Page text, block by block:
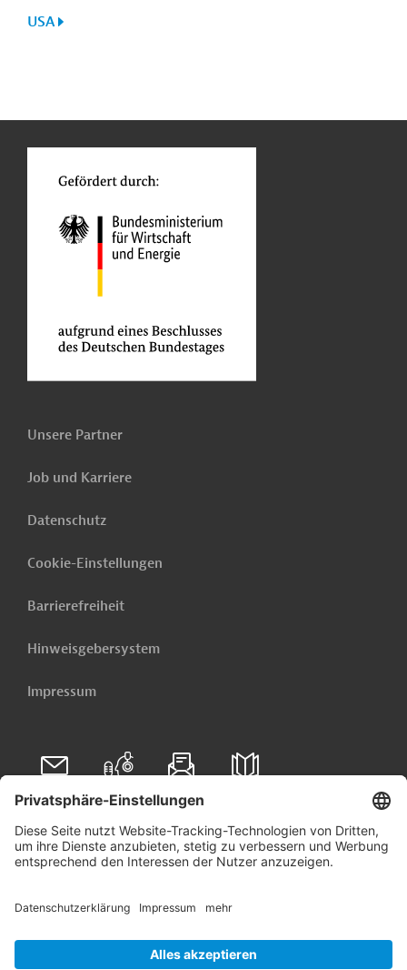
USA
Unsere Partner
Job und Karriere
Datenschutz
Cookie-Einstellungen
Barrierefreiheit
Hinweisgebersystem
Impressum
Folgen Sie uns auf
Linkedin